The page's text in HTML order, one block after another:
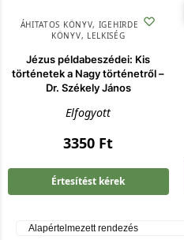
ÁHITATOS KÖNYV, IGEHIRDETÉS,
KÖNYV, LELKISÉG
Jézus példabeszédei: Kis
történetek a Nagy történetről –
Dr. Székely János
Elfogyott
3350 Ft
Értesítést kérek